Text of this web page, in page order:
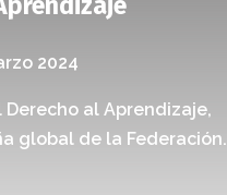
2024
Derecho al Aprendizaje,
global de la Federación.